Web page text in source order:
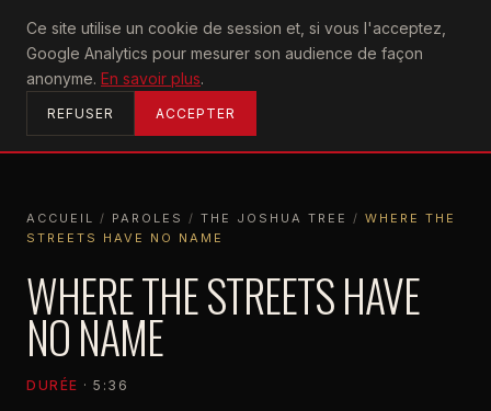
Ce site utilise un cookie de session et, si vous l'acceptez,
Google Analytics pour mesurer son audience de façon
anonyme. En savoir plus.
REFUSER ACCEPTER
U2achtung
ACCUEIL
ACCUEIL / PAROLES / THE JOSHUA TREE / WHERE THE
STREETS HAVE NO NAME
WHERE THE STREETS HAVE
NO NAME
DURÉE · 5:36